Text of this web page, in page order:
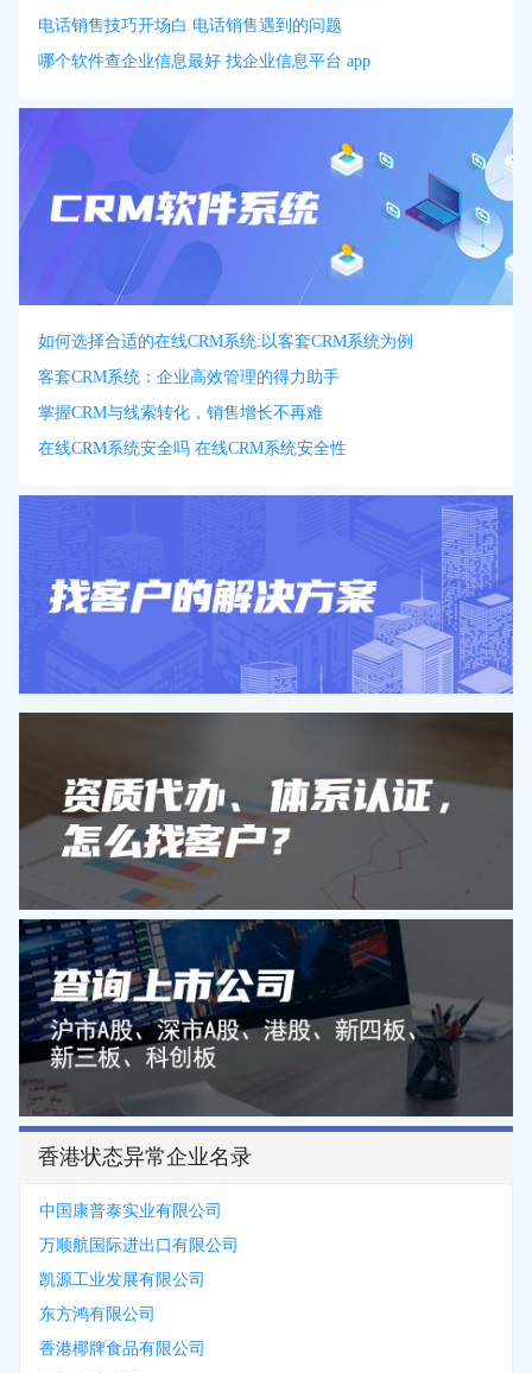
电话销售技巧开场白 电话销售遇到的问题
哪个软件查企业信息最好 找企业信息平台 app
如何选择合适的在线CRM系统:以客套CRM系统为例
客套CRM系统：企业高效管理的得力助手
掌握CRM与线索转化，销售增长不再难
在线CRM系统安全吗 在线CRM系统安全性
香港状态异常企业名录
中国康普泰实业有限公司
万顺航国际进出口有限公司
凯源工业发展有限公司
东方鸿有限公司
香港椰牌食品有限公司